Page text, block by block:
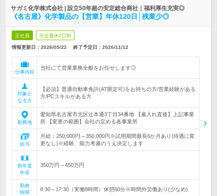
サガミ化学株式会社 | 設立50年超の安定総合商社｜福利厚生充実◎
《名古屋》化学製品の【営業】年休120日│残業少◎
正社員 完全週休2日制
情報更新日：2026/05/22 終了予定日： 2026/11/12
仕事内容
当社にて営業業務全般をお任せします◎
対象と
なる方
【必須】普通自動車免許(AT限定可)をお持ちの方/営業経験がある
方/PCスキルがある方
勤務地
愛知県名古屋市北区辻本通3丁目34番地 【雇入れ直後】上記事業
所 【変更の範囲】会社の定める各事業所
給与
月給：250,000円～350,000円※試用期間最長6か月あり(待遇に変
更なし)※経験、能力考慮のうえ決定します
初年度
年収
350万円～450万円
勤務
時間
8:30～17:30（実働8時間）休憩60分※時間外労働あり(少なめ)